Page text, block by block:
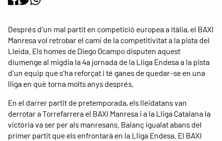
Després d'un mal partit en competició europea a Itàlia, el BAXI
Manresa vol retrobar el camí de la competitivitat a la pista del
Lleida. Els homes de Diego Ocampo disputen aquest
diumenge al migdia la 4a jornada de la Lliga Endesa a la pista
d'un equip que s'ha reforçat i té ganes de quedar-se en una
lliga en què torna molts anys després.
En el darrer partit de pretemporada, els lleidatans van
derrotar a Torrefarrera el BAXI Manresa i a la Lliga Catalana la
victòria va ser per als manresans. Balanç igualat abans del
primer partit que els enfrontarà en la Lliga Endesa. El BAXI